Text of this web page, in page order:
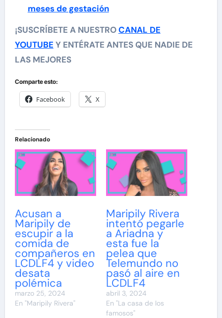
meses de gestación
¡SUSCRÍBETE A NUESTROCANAL DE
YOUTUBE Y ENTÉRATE ANTES QUE NADIE DE
LAS MEJORES
Comparte esto:
Facebook X
Relacionado
Acusan a
Maripily de
escupir a la
comida de
compañeros en
LCDLF4 y video
desata
polémica
marzo 25, 2024
En "Maripily Rivera"
Maripily Rivera
intentó pegarle
a Ariadna y
esta fue la
pelea que
Telemundo no
pasó al aire en
LCDLF4
abril 3, 2024
En "La casa de los
famosos"